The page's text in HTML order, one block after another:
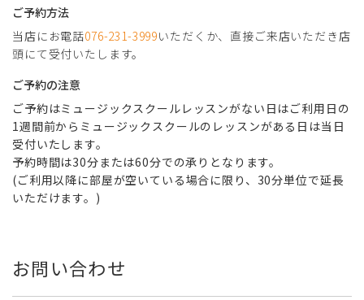
ご予約方法
当店にお電話076-231-3999いただくか、直接ご来店いただき店
頭にて受付いたします。
ご予約の注意
ご予約はミュージックスクールレッスンがない日はご利用日の
1週間前からミュージックスクールのレッスンがある日は当日
受付いたします。
予約時間は30分または60分での承りとなります。
(ご利用以降に部屋が空いている場合に限り、30分単位で延長
いただけます。)
お問い合わせ